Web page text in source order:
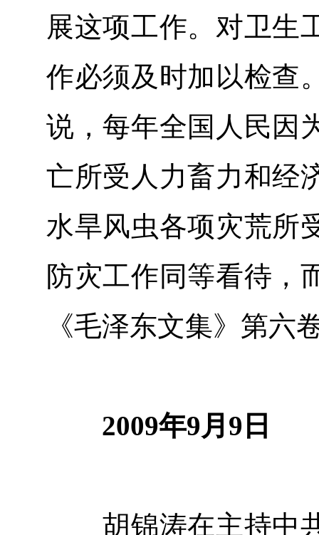
展这项工作。对卫生
作必须及时加以检查
说，每年全国人民因
亡所受人力畜力和经
水旱风虫各项灾荒所
防灾工作同等看待，
《毛泽东文集》第六
2009年9月9日
胡锦涛在主持中共